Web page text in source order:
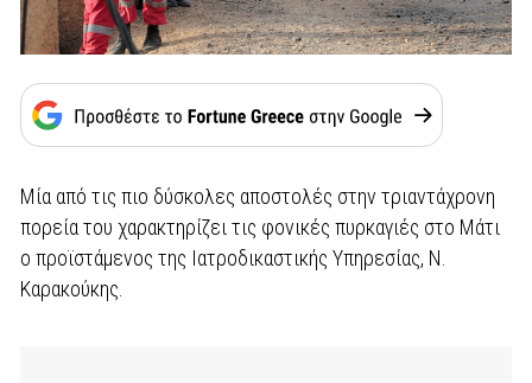
Μία από τις πιο δύσκολες αποστολές στην τριαντάχρονη
πορεία του χαρακτηρίζει τις φονικές πυρκαγιές στο Μάτι
ο προϊστάμενος της Ιατροδικαστικής Υπηρεσίας, Ν.
Καρακούκης.